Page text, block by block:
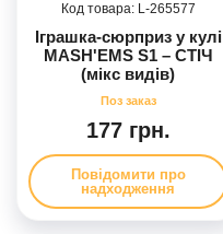
265577
Іграшка-сюрприз у кулі
MASH'EMS S1 – СТІЧ
(мікс видів)
177 грн.
Повідомити про
надходження